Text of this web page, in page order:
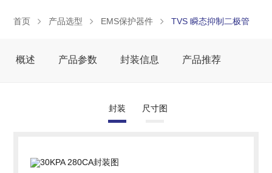
首页 产品选型 EMS保护器件 TVS 瞬态抑制二极管
概述 产品参数 封装信息 产品推荐
封装 尺寸图